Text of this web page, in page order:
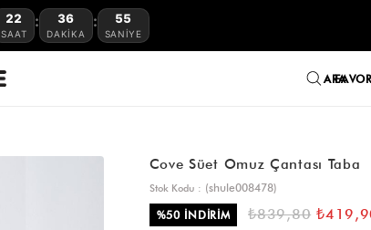
22
SAAT
: 36
DAKIKA
: 54
SANIYE
Cove Süet Omuz Çantası Taba
Stok Kodu
(shule008478)
%50İNDIRIM ₺839,80